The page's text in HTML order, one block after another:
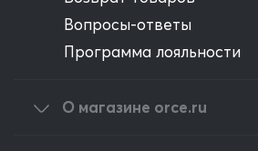
Вопросы-ответы
Программа лояльности
О магазине orce.ru